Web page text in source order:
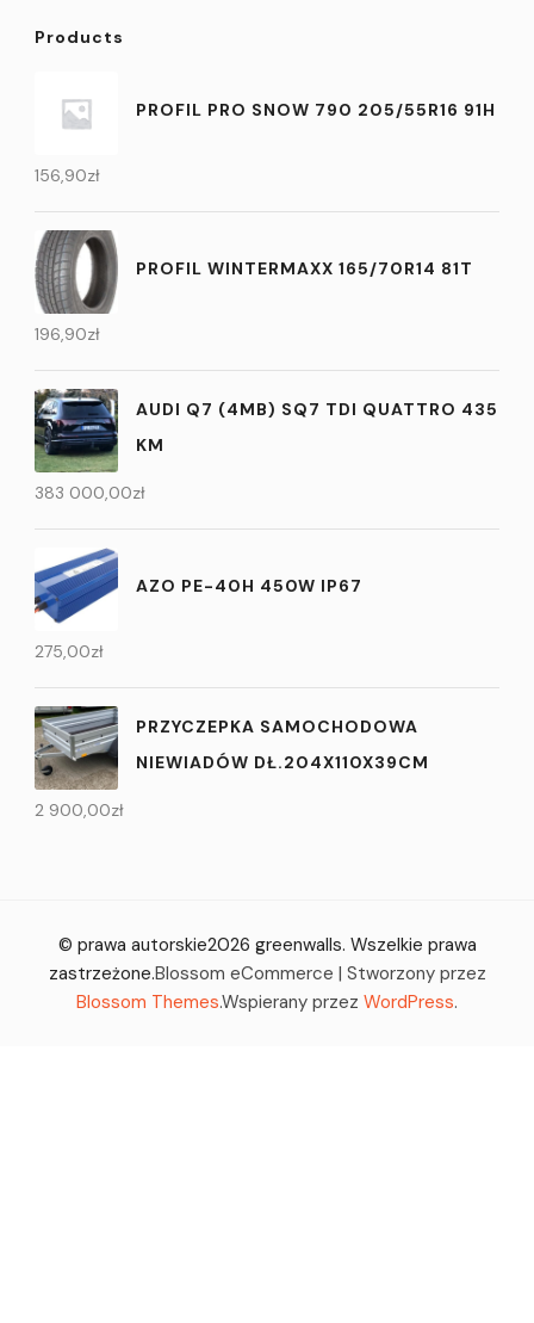
Products
PROFIL PRO SNOW 790 205/55R16 91H
156,90zł
PROFIL WINTERMAXX 165/70R14 81T
196,90zł
AUDI Q7 (4MB) SQ7 TDI QUATTRO 435
KM
383 000,00zł
AZO PE-40H 450W IP67
275,00zł
PRZYCZEPKA SAMOCHODOWA
NIEWIADÓW DŁ.204X110X39CM
2 900,00zł
© prawa autorskie2026 greenwalls. Wszelkie prawa
zastrzeżone.Blossom eCommerce | Stworzony przez
Blossom Themes.Wspierany przez WordPress.